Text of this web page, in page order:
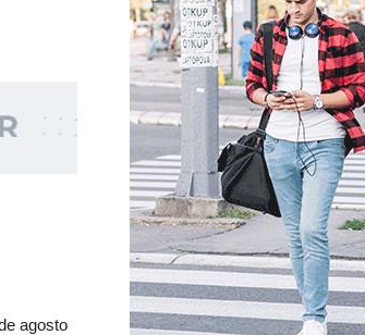
agosto